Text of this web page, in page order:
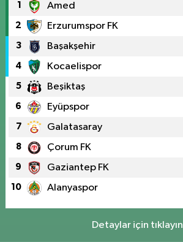
1 Amed
2 Erzurumspor FK
3 Başakşehir
4 Kocaelispor
5 Beşiktaş
6 Eyüpspor
7 Galatasaray
8 Çorum FK
9 Gaziantep FK
10 Alanyaspor
Detaylar için tıklayın